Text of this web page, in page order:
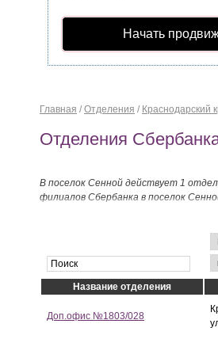
Начать
Главная / Отделения / Краснодарский
Отделения
В поселок Сенной действует 1
филиалов Сбербанка в поселок
Название отделения
Доп.офис №1803/028